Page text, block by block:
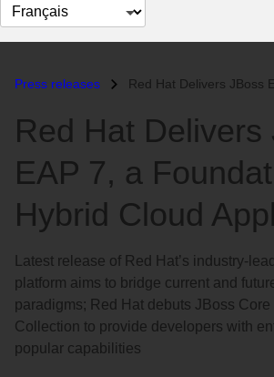
Changer
la
Press releases Red Hat Delivers JBoss EAP 7, a
Red Hat Delivers
EAP 7, a
Hybrid Cloud
Latest release of Red Hat’s industry-
platform aims to bridge current and
paradigms; Red Hat debuts JBoss Core
Collection to provide developers with
popular capabilities